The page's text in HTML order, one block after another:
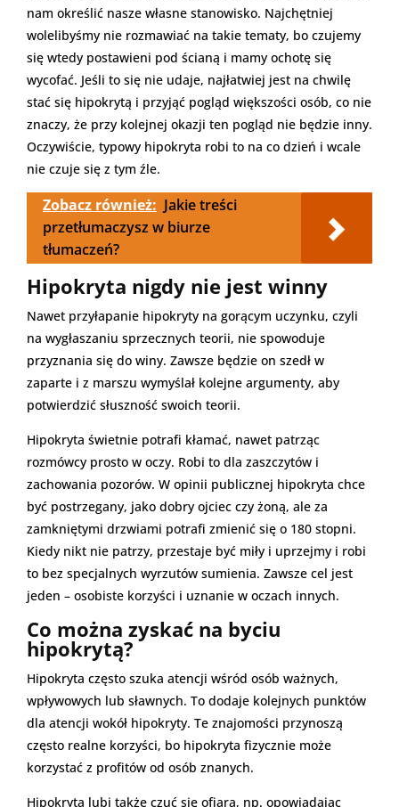
nam określić nasze własne stanowisko. Najchętniej
wolelibyśmy nie rozmawiać na takie tematy, bo czujemy
się wtedy postawieni pod ścianą i mamy ochotę się
wycofać. Jeśli to się nie udaje, najłatwiej jest na chwilę
stać się hipokrytą i przyjąć pogląd większości osób, co nie
znaczy, że przy kolejnej okazji ten pogląd nie będzie inny.
Oczywiście, typowy hipokryta robi to na co dzień i wcale
nie czuje się z tym źle.
Zobacz również: Jakie treści
przetłumaczysz w biurze
tłumaczeń?
Hipokryta nigdy nie jest winny
Nawet przyłapanie hipokryty na gorącym uczynku, czyli
na wygłaszaniu sprzecznych teorii, nie spowoduje
przyznania się do winy. Zawsze będzie on szedł w
zaparte i z marszu wymyślał kolejne argumenty, aby
potwierdzić słuszność swoich teorii.
Hipokryta świetnie potrafi kłamać, nawet patrząc
rozmówcy prosto w oczy. Robi to dla zaszczytów i
zachowania pozorów. W opinii publicznej hipokryta chce
być postrzegany, jako dobry ojciec czy żoną, ale za
zamkniętymi drzwiami potrafi zmienić się o 180 stopni.
Kiedy nikt nie patrzy, przestaje być miły i uprzejmy i robi
to bez specjalnych wyrzutów sumienia. Zawsze cel jest
jeden – osobiste korzyści i uznanie w oczach innych.
Co można zyskać na byciu
hipokrytą?
Hipokryta często szuka atencji wśród osób ważnych,
wpływowych lub sławnych. To dodaje kolejnych punktów
dla atencji wokół hipokryty. Te znajomości przynoszą
często realne korzyści, bo hipokryta fizycznie może
korzystać z profitów od osób znanych.
Hipokryta lubi także czuć się ofiara, np. opowiadając